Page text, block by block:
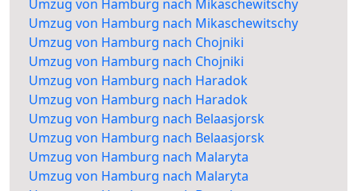
Umzug von Hamburg nach Mikaschewitschy
Umzug von Hamburg nach Mikaschewitschy
Umzug von Hamburg nach Chojniki
Umzug von Hamburg nach Chojniki
Umzug von Hamburg nach Haradok
Umzug von Hamburg nach Haradok
Umzug von Hamburg nach Belaasjorsk
Umzug von Hamburg nach Belaasjorsk
Umzug von Hamburg nach Malaryta
Umzug von Hamburg nach Malaryta